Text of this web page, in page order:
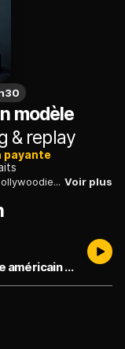
modèle
& replay
payante
Des faubourgs de New York aux sommets hollywoodiens, le parcours de Denzel Washington est un modèle de réussite. L'acteur de Malcolm X a fait de son engagement un moteur. Voir plus
Denzel Washington, un modèle américain - Émission du vendredi 28 mars 2025